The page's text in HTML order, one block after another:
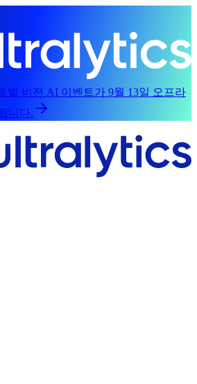
벌 비전 AI 이벤트가 9월 13일 오프라
니다.